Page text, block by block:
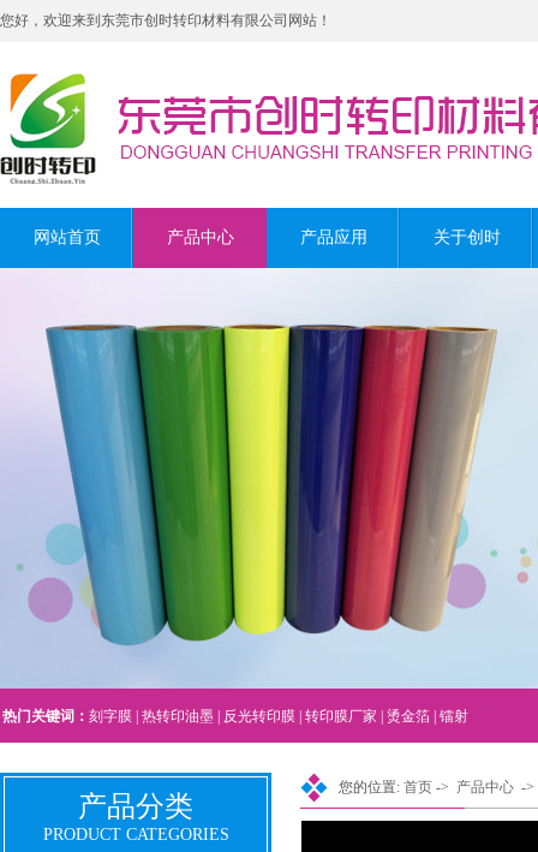
您好，欢迎来到东莞市创时转印材料有限公司网站！
网站首页 产品中心 产品应用 关于创时
热门关键词： 刻字膜 热转印油墨 反光转印膜 转印膜厂家 烫金箔 镭射
产品分类
PRODUCT CATEGORIES
您的位置: 首页 -> 产品中心 ->